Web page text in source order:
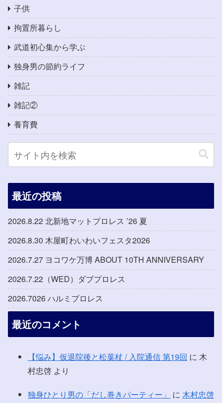
子供
拘置所暮らし
武道初心集から学ぶ
独身男の節約ライフ
雑記
雑記②
養育費
最近の投稿
2026.8.22 北新地マットプロレス ’26 夏
2026.8.30 木屋町わいわいフェスタ2026
2026.7.27 ヨコワケ万博 ABOUT 10TH ANNIVERSARY
2026.7.22（WED）ダブプロレス
2026.7026 ハルミプロレス
最近のコメント
【悩み】仮退院後と松葉杖 / 入院通信 第19回 に 木
村忠啓 より
独身ひとり男の「だし巻きパーティー」 に 木村忠啓